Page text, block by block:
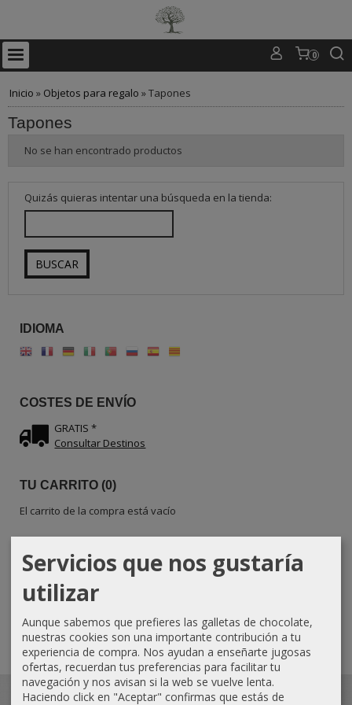
0
IDIOMA
COSTES DE ENVÍO
GRATIS *
Consultar Destinos
TU CARRITO (0)
El carrito de la compra está vacío
REDES SOCIALES
Instagram
Facebook
Inicio » Objetos para regalo »Tapones
Tapones
No se han encontrado productos
Quizás quieras intentar una búsqueda en la tienda:
Trabajo artesanal con madera de olivo
Servicios que nos gustaría
utilizar
Aunque sabemos que prefieres las galletas de chocolate,
nuestras cookies son una importante contribución a tu
experiencia de compra. Nos ayudan a enseñarte jugosas
ofertas, recuerdan tus preferencias para facilitar tu
navegación y nos avisan si la web se vuelve lenta.
Haciendo click en "Aceptar" confirmas que estás de